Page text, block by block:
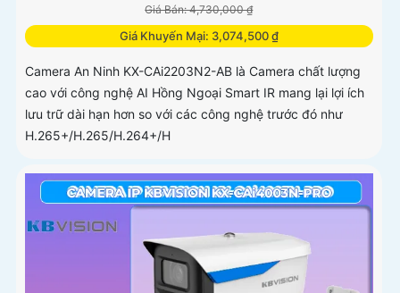
Giá Bán: 4,730,000 ₫
Giá Khuyến Mại: 3,074,500 ₫
Camera An Ninh KX-CAi2203N2-AB là Camera chất lượng
cao với công nghệ AI Hồng Ngoại Smart IR mang lại lợi ích
lưu trữ dài hạn hơn so với các công nghệ trước đó như
H.265+/H.265/H.264+/H